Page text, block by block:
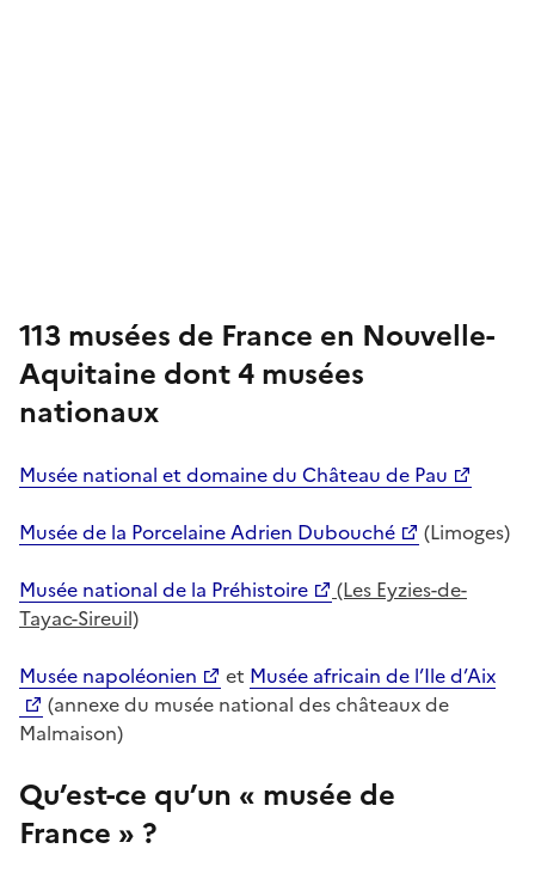
113 musées de France en Nouvelle-
Aquitaine dont 4 musées
nationaux
Musée national et domaine du Château de Pau
Musée de la Porcelaine Adrien Dubouché
(Limoges)
Musée national de la Préhistoire
(Les Eyzies-de-
Tayac-Sireuil)
Musée napoléonien
et Musée africain de l’Ile d’Aix
(annexe du musée national des châteaux de
Malmaison)
Qu’est-ce qu’un « musée de
France » ?